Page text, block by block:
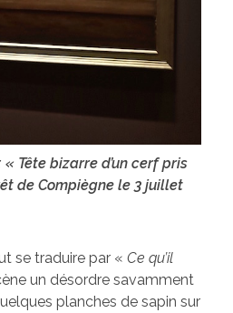
Tête bizarre d’un cerf pris
de Compiègne le 3 juillet
se traduire par « Ce qu’il
un désordre savamment
planches de sapin sur